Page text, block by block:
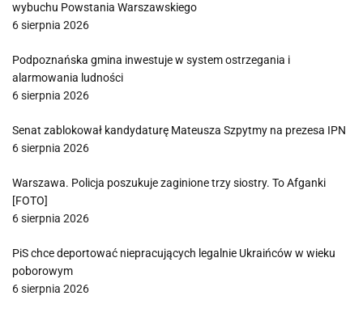
wybuchu Powstania Warszawskiego
6 sierpnia 2026
Podpoznańska gmina inwestuje w system ostrzegania i
alarmowania ludności
6 sierpnia 2026
Senat zablokował kandydaturę Mateusza Szpytmy na prezesa IPN
6 sierpnia 2026
Warszawa. Policja poszukuje zaginione trzy siostry. To Afganki
[FOTO]
6 sierpnia 2026
PiS chce deportować niepracujących legalnie Ukraińców w wieku
poborowym
6 sierpnia 2026